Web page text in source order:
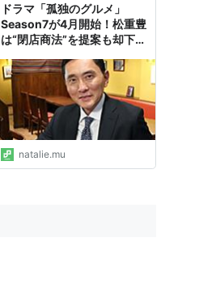
ドラマ「孤独のグルメ」
Season7が4月開始！松重豊
は“閉店商法”を提案も却下
ナタリー
natalie.mu